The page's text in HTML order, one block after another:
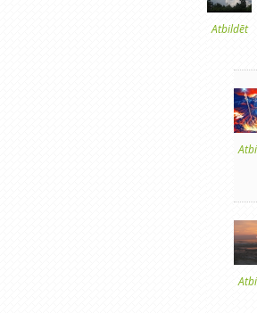
Atbildēt